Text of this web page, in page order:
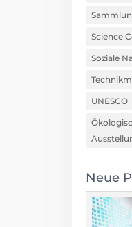
Science
Soziale
UNESCO
Neue